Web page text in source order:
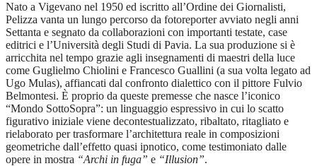
Nato a Vigevano nel 1950 ed iscritto all’Ordine dei Giornalisti,
Pelizza vanta un lungo percorso da fotoreporter avviato negli anni
Settanta e segnato da collaborazioni con importanti testate, case
editrici e l’Università degli Studi di Pavia. La sua produzione si è
arricchita nel tempo grazie agli insegnamenti di maestri della luce
come Guglielmo Chiolini e Francesco Guallini (a sua volta legato ad
Ugo Mulas), affiancati dal confronto dialettico con il pittore Fulvio
Belmontesi. È proprio da queste premesse che nasce l’iconico
“Mondo SottoSopra”: un linguaggio espressivo in cui lo scatto
figurativo iniziale viene decontestualizzato, ribaltato, ritagliato e
rielaborato per trasformare l’architettura reale in composizioni
geometriche dall’effetto quasi ipnotico, come testimoniato dalle
opere in mostra “Archi in fuga” e “Illusion”.